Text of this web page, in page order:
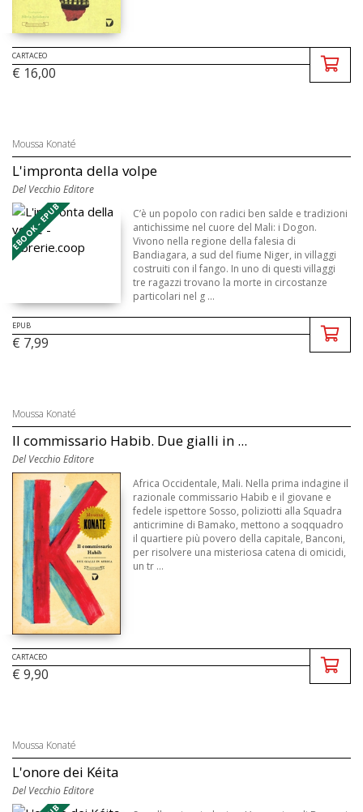
CARTACEO
€ 16,00
Moussa Konaté
L'impronta della volpe
Del Vecchio Editore
EBOOK - EPUB
C’è un popolo con radici ben salde e tradizioni
antichissime nel cuore del Mali: i Dogon.
Vivono nella regione della falesia di
Bandiagara, a sud del fiume Niger, in villaggi
costruiti con il fango. In uno di questi villaggi
tre ragazzi trovano la morte in circostanze
particolari nel g ...
EPUB
€ 7,99
Moussa Konaté
Il commissario Habib. Due gialli in ...
Del Vecchio Editore
Africa Occidentale, Mali. Nella prima indagine il
razionale commissario Habib e il giovane e
fedele ispettore Sosso, poliziotti alla Squadra
anticrimine di Bamako, mettono a soqquadro
il quartiere più povero della capitale, Banconi,
per risolvere una misteriosa catena di omicidi,
un tr ...
CARTACEO
€ 9,90
Moussa Konaté
L'onore dei Kéita
Del Vecchio Editore